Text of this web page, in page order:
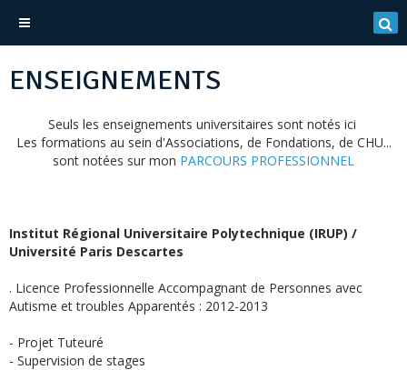
ENSEIGNEMENTS
Seuls les enseignements universitaires sont notés ici
Les formations au sein d'Associations, de Fondations, de CHU...
sont notées sur mon PARCOURS PROFESSIONNEL
Institut Régional Universitaire Polytechnique (IRUP) /
Université Paris Descartes
. Licence Professionnelle Accompagnant de Personnes avec
Autisme et troubles Apparentés : 2012-2013
- Projet Tuteuré
- Supervision de stages